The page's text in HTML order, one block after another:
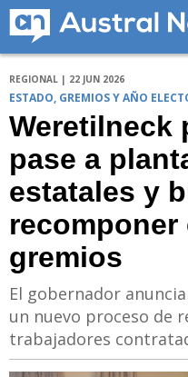
REGIONAL | 22 JUN 2026
ESTADO, GREMIOS Y AÑO
Weretilneck
pase a
estatales y
gremios
El gobernador
un nuevo proceso de
trabajadores